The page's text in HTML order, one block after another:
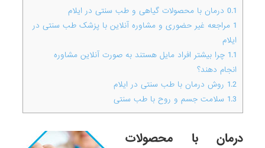
0.1 درمان با محصولات گیاهی و طب سنتی در ایلام
1 مراجعه غیر حضوری و مشاوره آنلاین با پزشک طب سنتی در
ایلام
1.1 چرا بیشتر افراد مایل هستند به صورت آنلاین مشاوره
انجام دهند؟
1.2 روش درمان با طب سنتی در ایلام
1.3 سلامت جسم و روح با طب سنتی
درمان با محصولات